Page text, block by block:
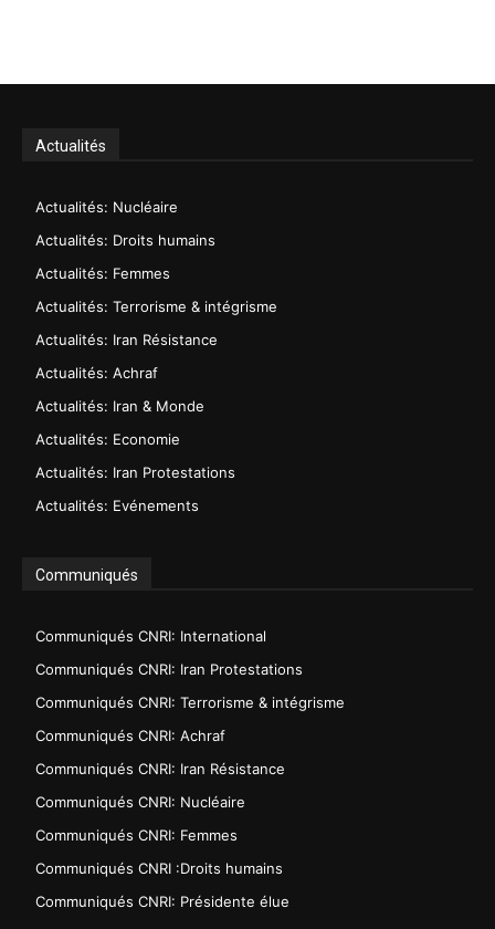
Actualités
Actualités: Nucléaire
Actualités: Droits humains
Actualités: Femmes
Actualités: Terrorisme & intégrisme
Actualités: Iran Résistance
Actualités: Achraf
Actualités: Iran & Monde
Actualités: Economie
Actualités: Iran Protestations
Actualités: Evénements
Communiqués
Communiqués CNRI: International
Communiqués CNRI: Iran Protestations
Communiqués CNRI: Terrorisme & intégrisme
Communiqués CNRI: Achraf
Communiqués CNRI: Iran Résistance
Communiqués CNRI: Nucléaire
Communiqués CNRI: Femmes
Communiqués CNRI :Droits humains
Communiqués CNRI: Présidente élue